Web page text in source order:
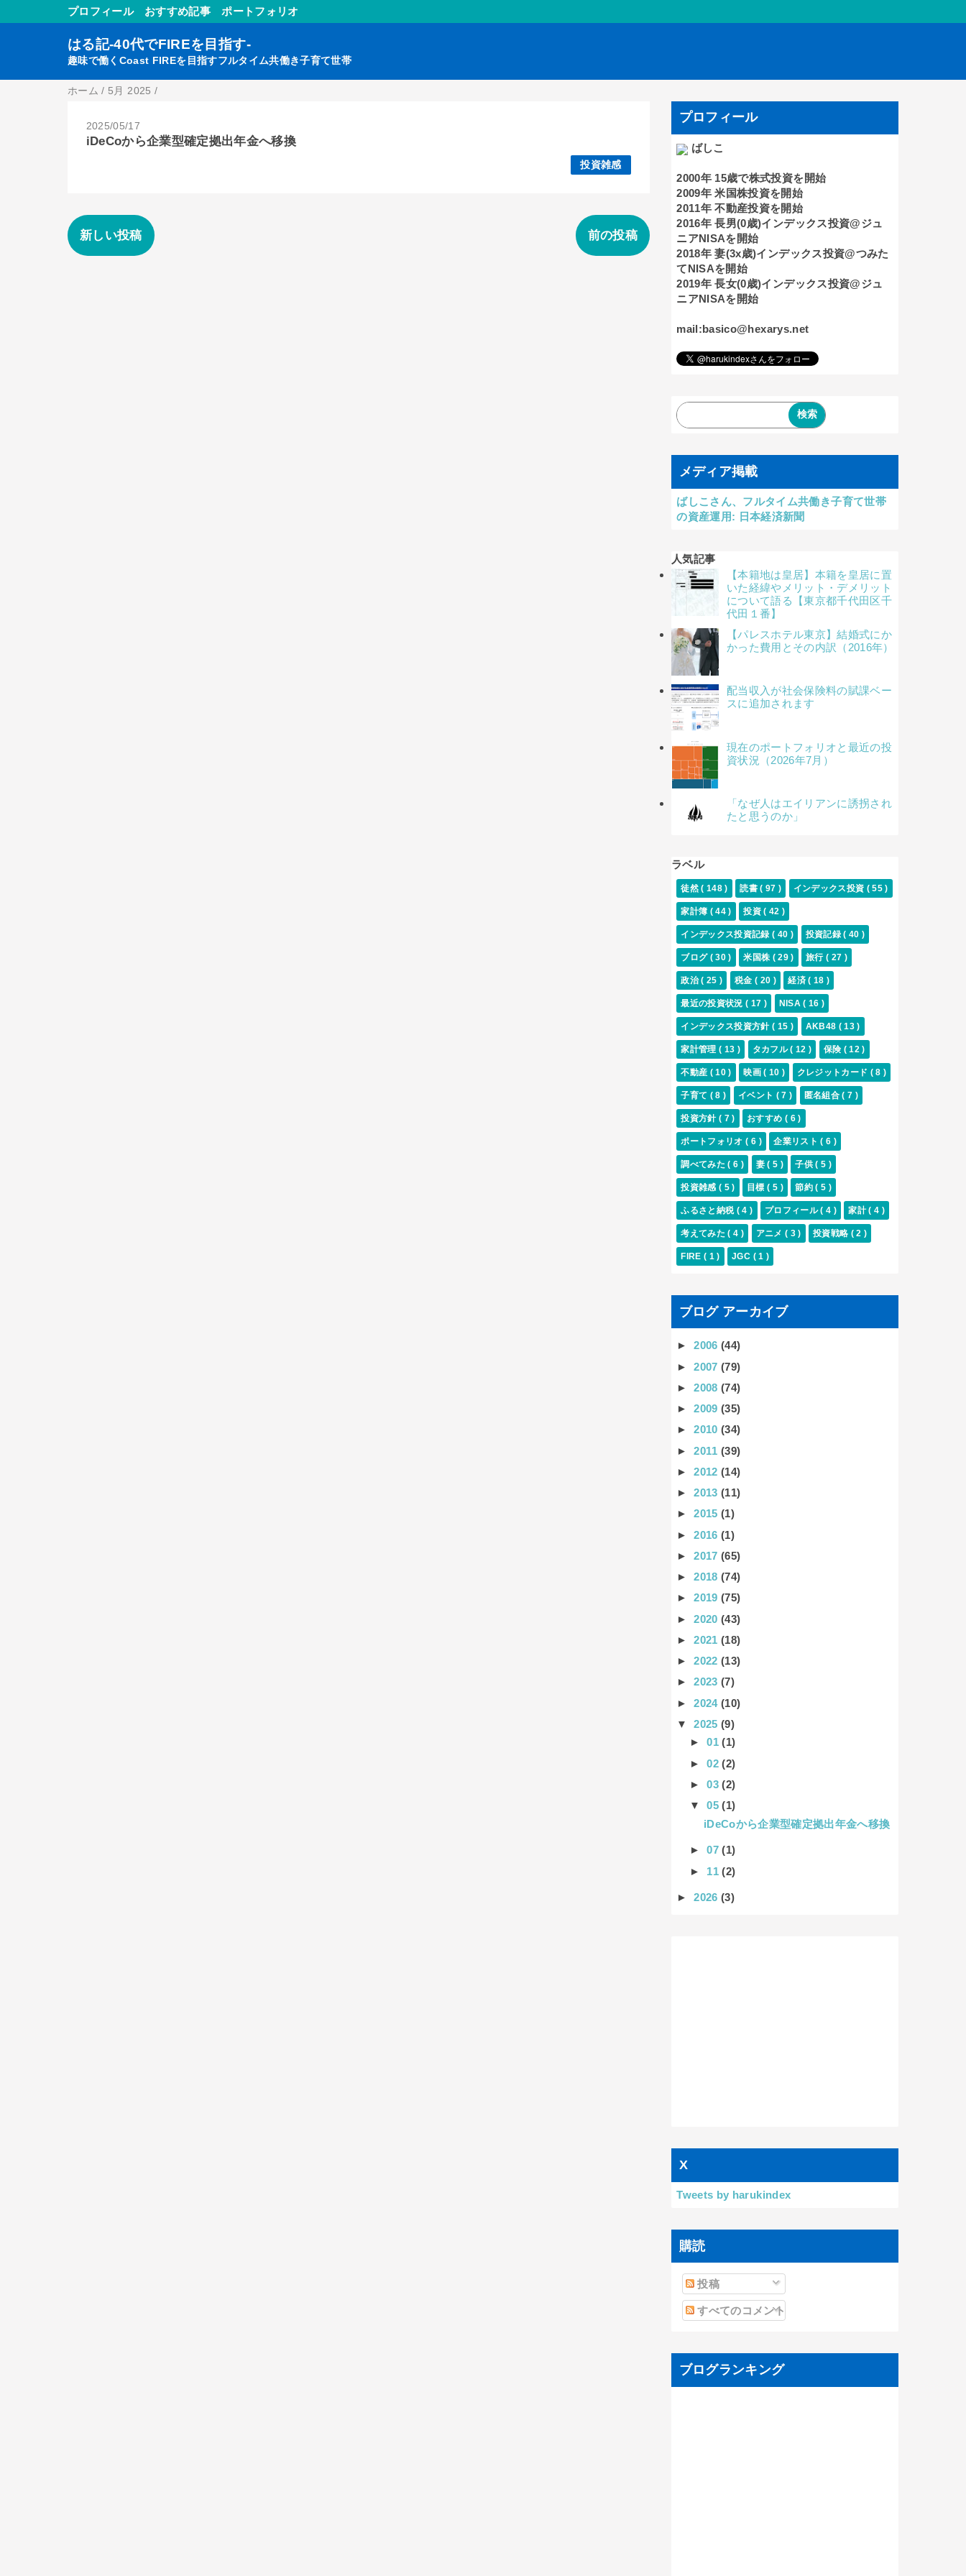
プロフィール おすすめ記事 ポートフォリオ
はる記-40代でFIREを目指す-
趣味で働くCoast FIREを目指すフルタイム共働き子育て世帯
ホーム / 5月 2025 /
2025/05/17
iDeCoから企業型確定拠出年金へ移換
投資雑感
新しい投稿 前の投稿
プロフィール
ばしこ
2000年 15歳で株式投資を開始
2009年 米国株投資を開始
2011年 不動産投資を開始
2016年 長男(0歳)インデックス投資@ジュ
ニアNISAを開始
2018年 妻(3x歳)インデックス投資@つみた
てNISAを開始
2019年 長女(0歳)インデックス投資@ジュ
ニアNISAを開始
mail:basico@hexarys.net
メディア掲載
ばしこさん、フルタイム共働き子育て世帯
の資産運用: 日本経済新聞
人気記事
【本籍地は皇居】本籍を皇居に置
いた経緯やメリット・デメリット
について語る【東京都千代田区千
代田１番】
【パレスホテル東京】結婚式にか
かった費用とその内訳（2016年）
配当収入が社会保険料の賦課ベー
スに追加されます
現在のポートフォリオと最近の投
資状況（2026年7月）
「なぜ人はエイリアンに誘拐され
たと思うのか」
ラベル
徒然( 148 ) 読書( 97 ) インデックス投資 ( 55 )
家計簿 ( 44 ) 投資( 42 )
インデックス投資記録( 40 ) 投資記録( 40 )
ブログ ( 30 ) 米国株 ( 29 ) 旅行 ( 27 )
政治( 25 ) 税金 ( 20 ) 経済( 18 )
最近の投資状況( 17 ) NISA( 16 )
インデックス投資方針( 15 ) AKB48 ( 13 )
家計管理( 13 ) タカフル( 12 ) 保険 ( 12 )
不動産 ( 10 ) 映画( 10 ) クレジットカード ( 8 )
子育て ( 8 ) イベント ( 7 ) 匿名組合( 7 )
投資方針( 7 ) おすすめ ( 6 )
ポートフォリオ( 6 ) 企業リスト( 6 )
調べてみた( 6 ) 妻( 5 ) 子供( 5 )
投資雑感( 5 ) 目標( 5 ) 節約( 5 )
ふるさと納税 ( 4 ) プロフィール( 4 ) 家計( 4 )
考えてみた( 4 ) アニメ ( 3 ) 投資戦略 ( 2 )
FIRE( 1 ) JGC ( 1 )
ブログ アーカイブ
►2006(44)
►2007(79)
►2008(74)
►2009(35)
►2010(34)
►2011(39)
►2012(14)
►2013(11)
►2015(1)
►2016(1)
►2017(65)
►2018(74)
►2019(75)
►2020(43)
►2021(18)
►2022(13)
►2023(7)
►2024(10)
▼2025(9)
►01(1)
►02(2)
►03(2)
▼05(1)
iDeCoから企業型確定拠出年金へ移換
►07(1)
► 11(2)
►2026(3)
X
Tweets by harukindex
購読
投稿
すべてのコメント
ブログランキング